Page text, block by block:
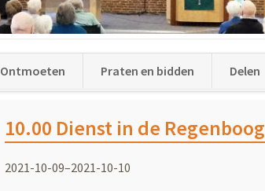
Ontmoeten Praten en bidden Delen
10.00 Dienst in de Regenboog
2021-10-09–2021-10-10